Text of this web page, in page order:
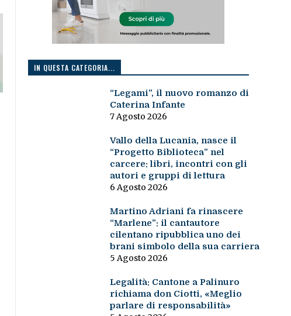
IN QUESTA CATEGORIA...
“Legami”, il nuovo romanzo di
Caterina Infante
7 Agosto 2026
Vallo della Lucania, nasce il
“Progetto Biblioteca” nel
carcere: libri, incontri con gli
autori e gruppi di lettura
6 Agosto 2026
Martino Adriani fa rinascere
“Marlene”: il cantautore
cilentano ripubblica uno dei
brani simbolo della sua carriera
5 Agosto 2026
Legalità: Cantone a Palinuro
richiama don Ciotti, «Meglio
parlare di responsabilità»